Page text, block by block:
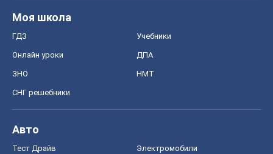
Моя школа
ГДЗ Учебники
Онлайн уроки ДПА
ЗНО НМТ
СНГ решебники
Авто
Тест Драйв Электромобили